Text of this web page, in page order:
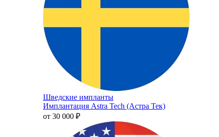
Шведские импланты
Имплантация Astra Tech (Астра Тек)
от 30 000 ₽